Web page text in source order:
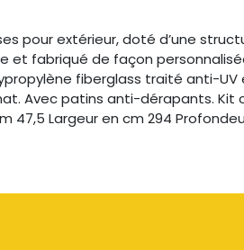
pour extérieur, doté d’une
fabriqué de façon
fiberglass traité anti-
Avec patins anti-dérapants. Kit
47,5 Largeur en cm 294